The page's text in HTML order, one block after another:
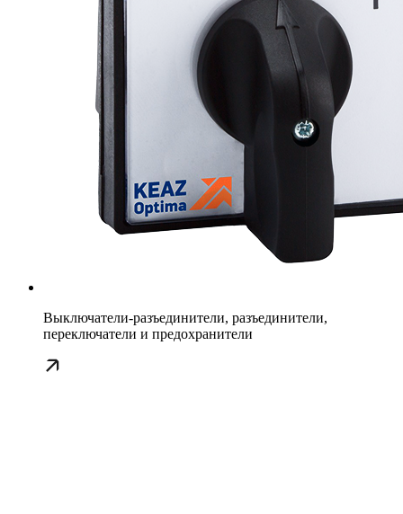
Выключатели-разъединители, разъединители,
переключатели и предохранители